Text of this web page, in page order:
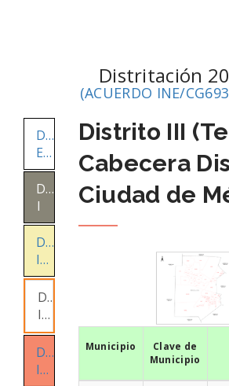
Distritación
(ACUERDO INE/
Distritos
Electorales
Distrito
I
Distrito
II
Distrito
III
Distrito
IV
Distrito III
Cabecera
Ciudad de
Municipio
Clave de
Municipio